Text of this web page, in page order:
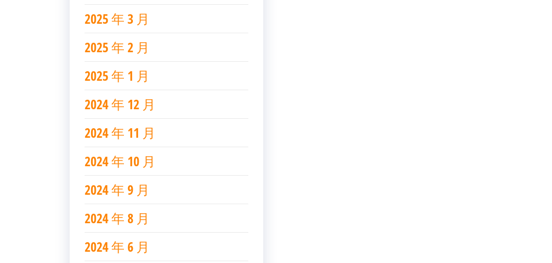
2025 年 3 月
2025 年 2 月
2025 年 1 月
2024 年 12 月
2024 年 11 月
2024 年 10 月
2024 年 9 月
2024 年 8 月
2024 年 6 月